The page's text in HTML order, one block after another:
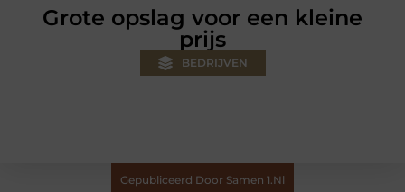
Grote opslag voor een kleine
prijs
BEDRIJVEN
Gepubliceerd Door Samen 1.nl